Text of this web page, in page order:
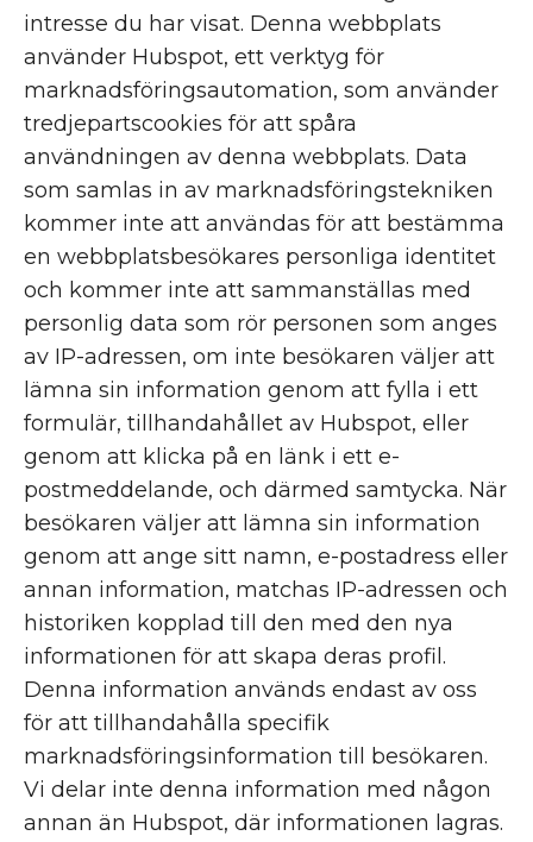
intresse du har visat. Denna webbplats
använder Hubspot, ett verktyg för
marknadsföringsautomation, som använder
tredjepartscookies för att spåra
användningen av denna webbplats. Data
som samlas in av marknadsföringstekniken
kommer inte att användas för att bestämma
en webbplatsbesökares personliga identitet
och kommer inte att sammanställas med
personlig data som rör personen som anges
av IP-adressen, om inte besökaren väljer att
lämna sin information genom att fylla i ett
formulär, tillhandahållet av Hubspot, eller
genom att klicka på en länk i ett e-
postmeddelande, och därmed samtycka. När
besökaren väljer att lämna sin information
genom att ange sitt namn, e-postadress eller
annan information, matchas IP-adressen och
historiken kopplad till den med den nya
informationen för att skapa deras profil.
Denna information används endast av oss
för att tillhandahålla specifik
marknadsföringsinformation till besökaren.
Vi delar inte denna information med någon
annan än Hubspot, där informationen lagras.